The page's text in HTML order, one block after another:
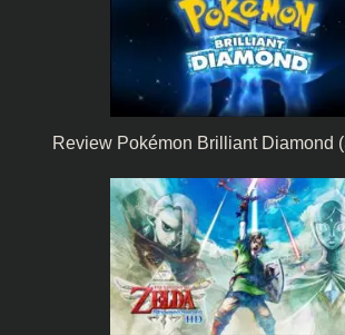
Review Pokémon Brilliant Diamond